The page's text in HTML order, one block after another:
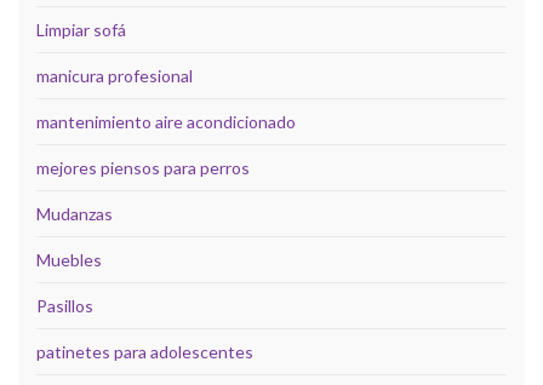
Limpiar sofá
manicura profesional
mantenimiento aire acondicionado
mejores piensos para perros
Mudanzas
Muebles
Pasillos
patinetes para adolescentes